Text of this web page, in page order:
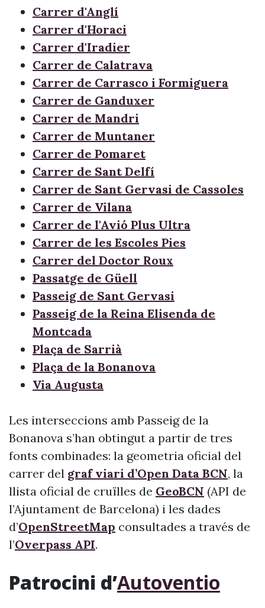
Carrer d'Anglí
Carrer d'Horaci
Carrer d'Iradier
Carrer de Calatrava
Carrer de Carrasco i Formiguera
Carrer de Ganduxer
Carrer de Mandri
Carrer de Muntaner
Carrer de Pomaret
Carrer de Sant Delfí
Carrer de Sant Gervasi de Cassoles
Carrer de Vilana
Carrer de l'Avió Plus Ultra
Carrer de les Escoles Pies
Carrer del Doctor Roux
Passatge de Güell
Passeig de Sant Gervasi
Passeig de la Reina Elisenda de
Montcada
Plaça de Sarrià
Plaça de la Bonanova
Via Augusta
Les interseccions amb Passeig de la
Bonanova s’han obtingut a partir de tres
fonts combinades: la geometria oficial del
carrer del graf viari d’Open Data BCN, la
llista oficial de cruïlles de GeoBCN (API de
l’Ajuntament de Barcelona) i les dades
d’OpenStreetMap consultades a través de
l’Overpass API.
Patrocini d’Autoventio